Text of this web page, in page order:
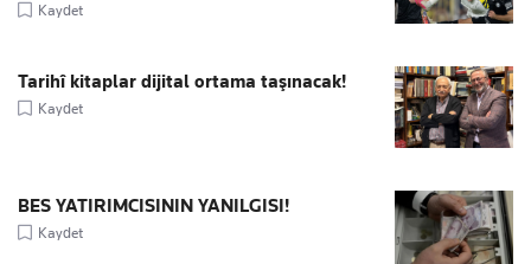
Kaydet
Tarihî kitaplar dijital ortama taşınacak!
Kaydet
BES YATIRIMCISININ YANILGISI!
Kaydet